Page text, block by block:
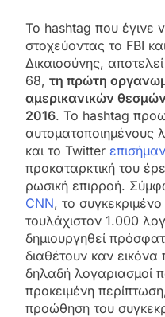
Το hashtag που έγινε
στοχεύοντας το FBI
Δικαιοσύνης,
68, τη πρώτη
αμερικανικών
2016. Το hashtag
αυτοματοποιημένους
και το Twitter
προκαταρκτική του
ρωσική επιρροή.
CNN, το
τουλάχιστον 1.000
δημιουργηθεί
διαθέτουν καν εικόνα
δηλαδή λογαριασμοί
προκειμένη
προώθηση του